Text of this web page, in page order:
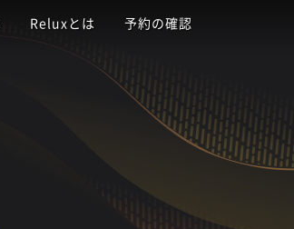
Reluxとは 予約の確認